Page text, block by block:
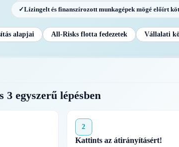
✓Lízingelt és finanszírozott munkagépek mögé előírt
alapjai All-Risks flotta fedezetek Vállalati
3 egyszerű lépésben
2
Kattints az átirányításért!